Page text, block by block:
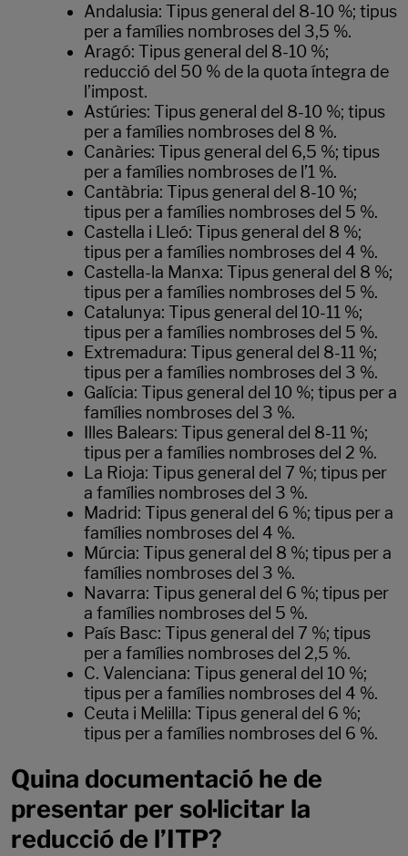
Andalusia: Tipus general del 8-10 %; tipus
per a famílies nombroses del 3,5 %.
Aragó: Tipus general del 8-10 %;
reducció del 50 % de la quota íntegra de
l’impost.
Astúries: Tipus general del 8-10 %; tipus
per a famílies nombroses del 8 %.
Canàries: Tipus general del 6,5 %; tipus
per a famílies nombroses de l’1 %.
Cantàbria: Tipus general del 8-10 %;
tipus per a famílies nombroses del 5 %.
Castella i Lleó: Tipus general del 8 %;
tipus per a famílies nombroses del 4 %.
Castella-la Manxa: Tipus general del 8 %;
tipus per a famílies nombroses del 5 %.
Catalunya: Tipus general del 10-11 %;
tipus per a famílies nombroses del 5 %.
Extremadura: Tipus general del 8-11 %;
tipus per a famílies nombroses del 3 %.
Galícia: Tipus general del 10 %; tipus per a
famílies nombroses del 3 %.
Illes Balears: Tipus general del 8-11 %;
tipus per a famílies nombroses del 2 %.
La Rioja: Tipus general del 7 %; tipus per
a famílies nombroses del 3 %.
Madrid: Tipus general del 6 %; tipus per a
famílies nombroses del 4 %.
Múrcia: Tipus general del 8 %; tipus per a
famílies nombroses del 3 %.
Navarra: Tipus general del 6 %; tipus per
a famílies nombroses del 5 %.
País Basc: Tipus general del 7 %; tipus
per a famílies nombroses del 2,5 %.
C. Valenciana: Tipus general del 10 %;
tipus per a famílies nombroses del 4 %.
Ceuta i Melilla: Tipus general del 6 %;
tipus per a famílies nombroses del 6 %.
Quina documentació he de
presentar per sol·licitar la
reducció de l’ITP?